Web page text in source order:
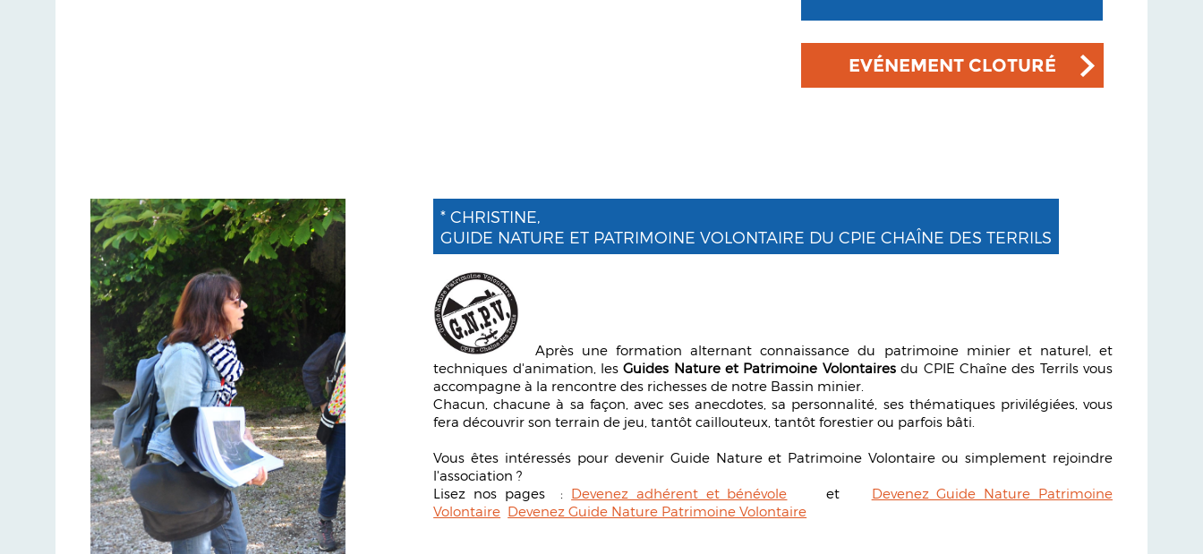
EVÉNEMENT CLOTURÉ
* CHRISTINE,
GUIDE NATURE ET PATRIMOINE VOLONTAIRE DU CPIE CHAÎNE DES TERRILS
Après une formation alternant connaissance du patrimoine minier et naturel, et
techniques d'animation, lesGuides Nature et Patrimoine Volontairesdu CPIE Chaîne des Terrils vous
accompagne à la rencontre des richesses de notre Bassin minier.
Chacun, chacune à sa façon, avec ses anecdotes, sa personnalité, ses thématiques privilégiées, vous
fera découvrir son terrain de jeu, tantôt caillouteux, tantôt forestier ou parfois bâti.
Vous êtes intéressés pour devenir Guide Nature et Patrimoine Volontaire ou simplement rejoindre
l'association ?
Lisez nos pages : Devenez adhérent et bénévole et Devenez Guide Nature Patrimoine
Volontaire Devenez Guide Nature Patrimoine Volontaire